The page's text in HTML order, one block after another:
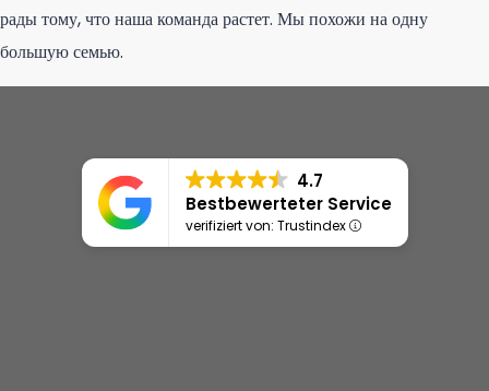
рады тому, что наша команда растет. Мы похожи на одну
большую семью.
4.7
Bestbewerteter Service
verifiziert von: Trustindex